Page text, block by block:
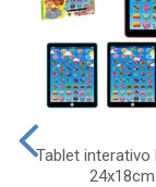
Tablet interativo
24x18cm